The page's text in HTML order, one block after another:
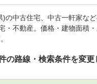
)の中古住宅、中古一軒家な
・不動産。価格・建物面積
の路線・検索条件を変更